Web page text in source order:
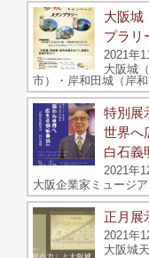
大阪城
プラリ
2021年
大阪城
市）・岸和田城（岸和
特別展
世界へ
白石義
2021年
大阪企業家ミュージ
正月展
2021年
大阪城